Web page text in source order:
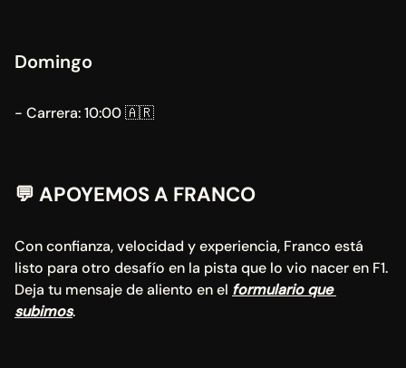
Domingo
- Carrera: 10:00 🇦🇷
💬 APOYEMOS A FRANCO
Con confianza, velocidad y experiencia, Franco está
listo para otro desafío en la pista que lo vio nacer en F1.
Deja tu mensaje de aliento en el formulario que
subimos.